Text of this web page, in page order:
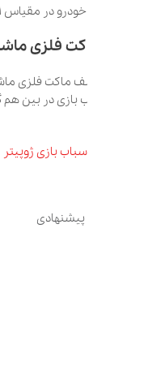
ساخته شده است و چرخ ها از جنس لاستیک نرم می باشند.
فلزی ماشین
ماکت فلزی ماشین برای
بازی در بین هم گروه های
بازی ژوپیتربا تنوع